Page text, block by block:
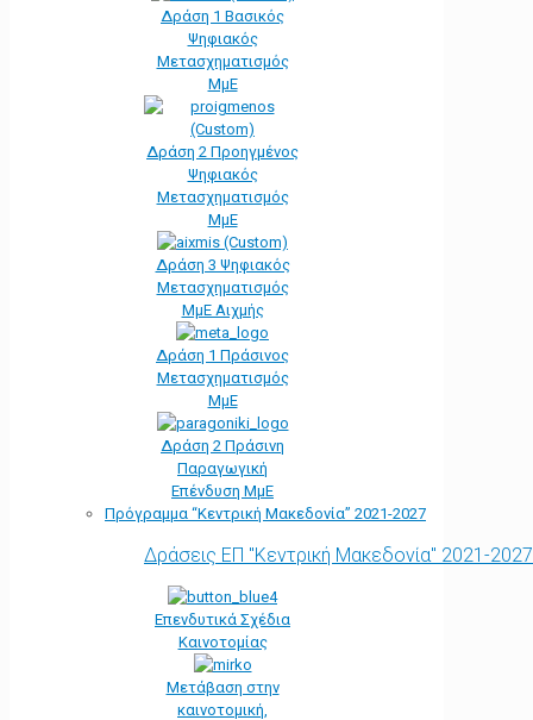
Δράση 1 Βασικός
Ψηφιακός
Μετασχηματισμός
ΜμΕ
Δράση 2 Προηγμένος
Ψηφιακός
Μετασχηματισμός
ΜμΕ
Δράση 3 Ψηφιακός
Μετασχηματισμός
ΜμΕ Αιχμής
Δράση 1 Πράσινος
Μετασχηματισμός
ΜμΕ
Δράση 2 Πράσινη
Παραγωγική
Επένδυση ΜμΕ
Πρόγραμμα “Κεντρική Μακεδονία” 2021-2027
Δράσεις ΕΠ "Κεντρική Μακεδονία" 2021-2027
Επενδυτικά Σχέδια
Καινοτομίας
Μετάβαση στην
καινοτομική,